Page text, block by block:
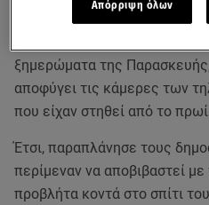
της άφιξής του.
ξημερώματα της
αποφύγει τις κάμερες των
που είχαν στηθεί από το
Έτσι, παραπλάνησε τους
περίμεναν να αποβιβαστεί με
προβλήτα κοντά στο σπίτι
Απόρριψη όλων